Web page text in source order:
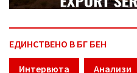
ЕДИНСТВЕНО В БГ БЕН
Интервюта Анализи